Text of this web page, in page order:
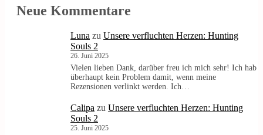
Neue Kommentare
Luna zu Unsere verfluchten Herzen: Hunting
Souls 2
26. Juni 2025
Vielen lieben Dank, darüber freu ich mich sehr! Ich hab
überhaupt kein Problem damit, wenn meine
Rezensionen verlinkt werden. Ich…
Calipa zu Unsere verfluchten Herzen: Hunting
Souls 2
25. Juni 2025